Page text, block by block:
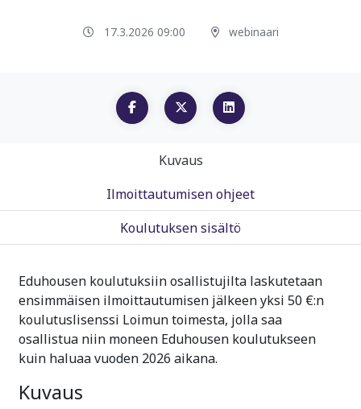
17.3.2026 09:00 webinaari
Kuvaus
Ilmoittautumisen ohjeet
Koulutuksen sisältö
Eduhousen koulutuksiin osallistujilta laskutetaan
ensimmäisen ilmoittautumisen jälkeen yksi 50 €:n
koulutuslisenssi Loimun toimesta, jolla saa
osallistua niin moneen Eduhousen koulutukseen
kuin haluaa vuoden 2026 aikana.
Kuvaus